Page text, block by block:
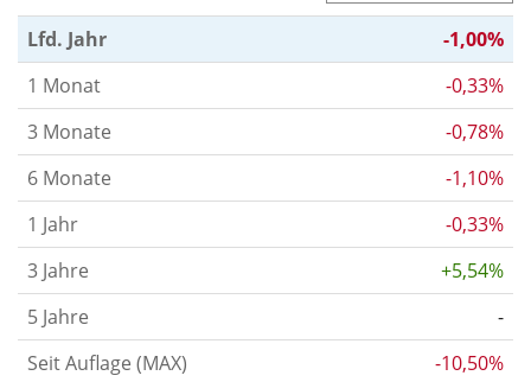
Lfd. Jahr
-1,00%
1 Monat
-0,33%
3 Monate
-0,78%
6 Monate
-1,10%
1 Jahr
-0,33%
3 Jahre
+5,54%
5 Jahre
-
Seit Auflage (MAX)
-10,50%